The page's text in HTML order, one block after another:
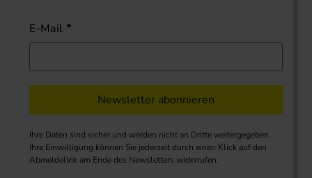
E-Mail
Newsletter abonnieren
Ihre Daten sind sicher und werden nicht an Dritte weitergegeben.
Ihre Einwilligung können Sie jederzeit durch einen Klick auf den
Abmeldelink am Ende des Newsletters widerrufen.